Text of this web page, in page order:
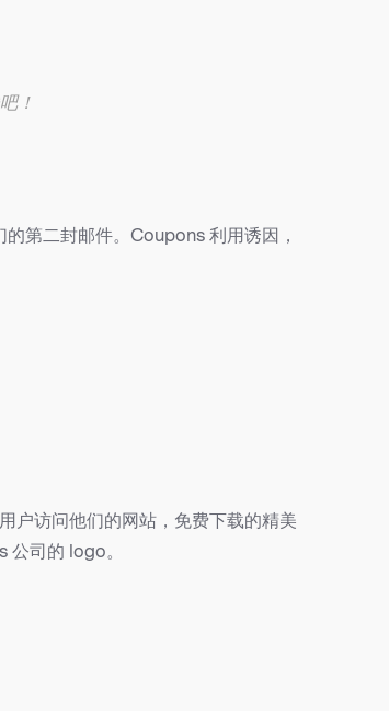
！
第二封邮件。Coupons 利用诱因，
户访问他们的网站，免费下载的精美
公司的 logo。